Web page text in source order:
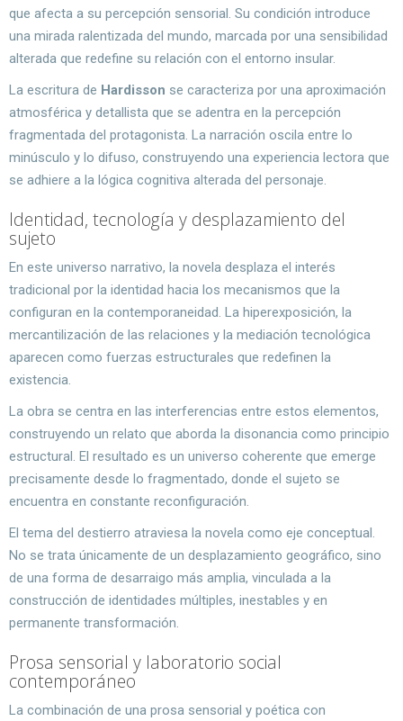
que afecta a su percepción sensorial. Su condición introduce
una mirada ralentizada del mundo, marcada por una sensibilidad
alterada que redefine su relación con el entorno insular.
La escritura de Hardisson se caracteriza por una aproximación
atmosférica y detallista que se adentra en la percepción
fragmentada del protagonista. La narración oscila entre lo
minúsculo y lo difuso, construyendo una experiencia lectora que
se adhiere a la lógica cognitiva alterada del personaje.
Identidad, tecnología y desplazamiento del
sujeto
En este universo narrativo, la novela desplaza el interés
tradicional por la identidad hacia los mecanismos que la
configuran en la contemporaneidad. La hiperexposición, la
mercantilización de las relaciones y la mediación tecnológica
aparecen como fuerzas estructurales que redefinen la
existencia.
La obra se centra en las interferencias entre estos elementos,
construyendo un relato que aborda la disonancia como principio
estructural. El resultado es un universo coherente que emerge
precisamente desde lo fragmentado, donde el sujeto se
encuentra en constante reconfiguración.
El tema del destierro atraviesa la novela como eje conceptual.
No se trata únicamente de un desplazamiento geográfico, sino
de una forma de desarraigo más amplia, vinculada a la
construcción de identidades múltiples, inestables y en
permanente transformación.
Prosa sensorial y laboratorio social
contemporáneo
La combinación de una prosa sensorial y poética con